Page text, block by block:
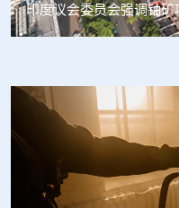
中核辐智正式设立 中国